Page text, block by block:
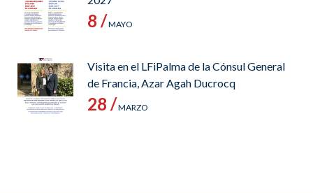
8 /MAYO
Visita en el LFiPalma de la Cónsul General
de Francia, Azar Agah Ducrocq
28 /MARZO